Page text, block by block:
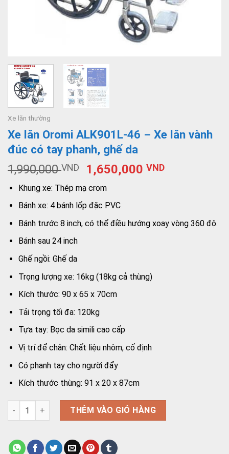
Xe lăn thường
Xe lăn Oromi ALK901L-46 – Xe lăn vành
đúc có tay phanh, ghế da
1,990,000VND 1,650,000VND
Khung xe: Thép mạ crom
Bánh xe: 4 bánh lốp đặc PVC
Bánh trước 8 inch, có thể điều hướng xoay vòng 360 độ.
Bánh sau 24 inch
Ghế ngồi: Ghế da
Trọng lượng xe: 16kg (18kg cả thùng)
Kích thước: 90 x 65 x 70cm
Tải trọng tối đa: 120kg
Tựa tay: Bọc da simili cao cấp
Vị trí để chân: Chất liệu nhôm, cố định
Có phanh tay cho người đẩy
Kích thước thùng: 91 x 20 x 87cm
Xe lăn Oromi ALK901L-46 - Xe lăn vành đúc có tay phanh,
THÊM VÀO GIỎ HÀNG